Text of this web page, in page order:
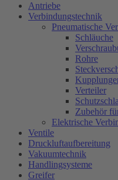
Antriebe
Verbindungstechnik
Pneumatische
Schläuche
Rohre
Verteiler
Zubehör
Elektrische
Ventile
Druckluftaufbereitung
Vakuumtechnik
Handlingsysteme
Greifer